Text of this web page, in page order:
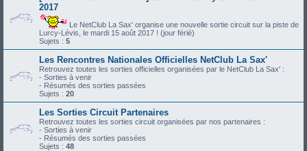
2017
Le NetClub La Sax' organise une nouvelle sortie circuit sur la piste de
Lurcy-Lévis, le mardi 15 août 2017 ! (jour férié)
Sujets : 5
Les Rencontres Nationales Officielles NetClub La Sax'
Retrouvez toutes les sorties officielles organisées par le NetClub La Sax' :
- Sorties à venir
- Résumés des sorties passées
Sujets : 20
Les Sorties Circuit Partenaires
Retrouvez toutes les sorties circuit organisées par nos partenaires :
- Sorties à venir
- Résumés des sorties passées
Sujets : 48